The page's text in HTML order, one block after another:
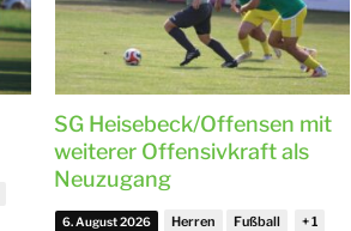
SG Heisebeck/Offensen mit
weiterer Offensivkraft als
Neuzugang
6. August 2026 Herren Fußball